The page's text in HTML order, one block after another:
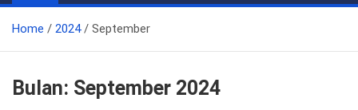
Home 2024 September
Bulan: September 2024